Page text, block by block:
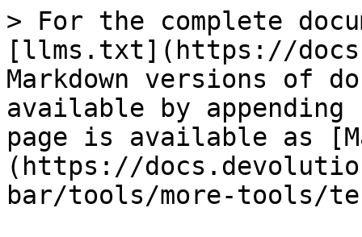
> For the complete
[llms.txt](https://
Markdown versions of
available by
page is available as
(https://
bar/tools/more-tools/